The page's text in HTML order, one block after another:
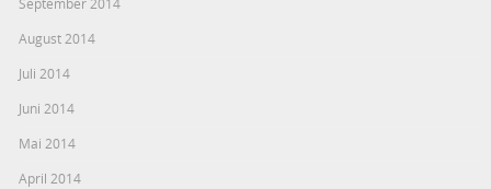
August 2014
Juli 2014
Juni 2014
Mai 2014
April 2014